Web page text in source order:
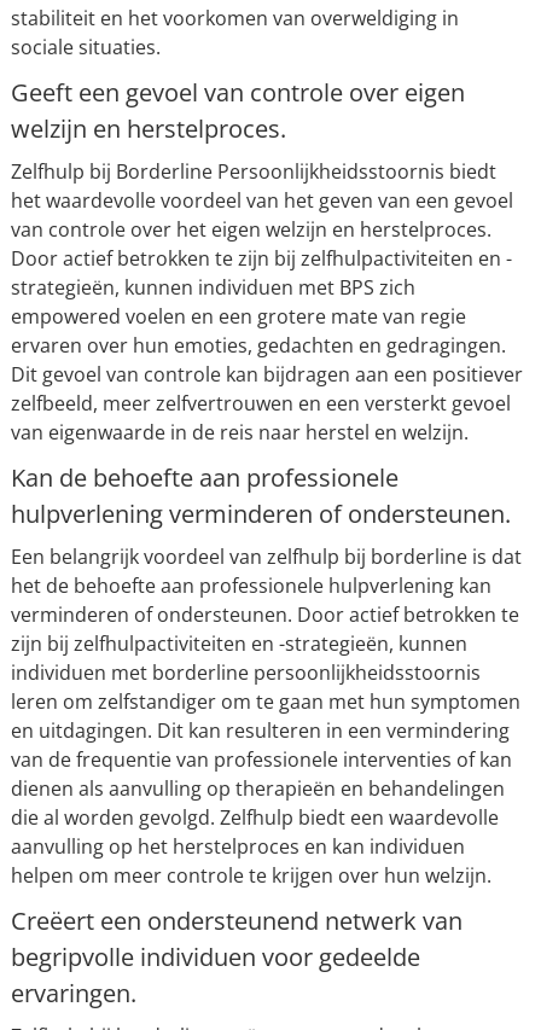
stabiliteit en het voorkomen van overweldiging in
sociale situaties.
Geeft een gevoel van controle over eigen
welzijn en herstelproces.
Zelfhulp bij Borderline Persoonlijkheidsstoornis biedt
het waardevolle voordeel van het geven van een gevoel
van controle over het eigen welzijn en herstelproces.
Door actief betrokken te zijn bij zelfhulpactiviteiten en -
strategieën, kunnen individuen met BPS zich
empowered voelen en een grotere mate van regie
ervaren over hun emoties, gedachten en gedragingen.
Dit gevoel van controle kan bijdragen aan een positiever
zelfbeeld, meer zelfvertrouwen en een versterkt gevoel
van eigenwaarde in de reis naar herstel en welzijn.
Kan de behoefte aan professionele
hulpverlening verminderen of ondersteunen.
Een belangrijk voordeel van zelfhulp bij borderline is dat
het de behoefte aan professionele hulpverlening kan
verminderen of ondersteunen. Door actief betrokken te
zijn bij zelfhulpactiviteiten en -strategieën, kunnen
individuen met borderline persoonlijkheidsstoornis
leren om zelfstandiger om te gaan met hun symptomen
en uitdagingen. Dit kan resulteren in een vermindering
van de frequentie van professionele interventies of kan
dienen als aanvulling op therapieën en behandelingen
die al worden gevolgd. Zelfhulp biedt een waardevolle
aanvulling op het herstelproces en kan individuen
helpen om meer controle te krijgen over hun welzijn.
Creëert een ondersteunend netwerk van
begripvolle individuen voor gedeelde
ervaringen.